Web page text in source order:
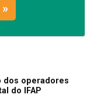
dos operadores
do IFAP